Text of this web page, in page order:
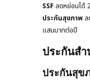
SSFลดหย่อนได้
ประกันสุขภาพ
แสนบาทต่อปี
ประกันส
ประกันสุข